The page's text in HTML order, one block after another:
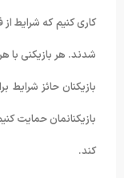
کاری کنیم که شرایط
شدند. هر بازیکنی با
کند.